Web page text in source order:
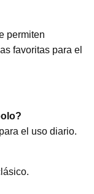
permiten
favoritas para el
el uso diario.